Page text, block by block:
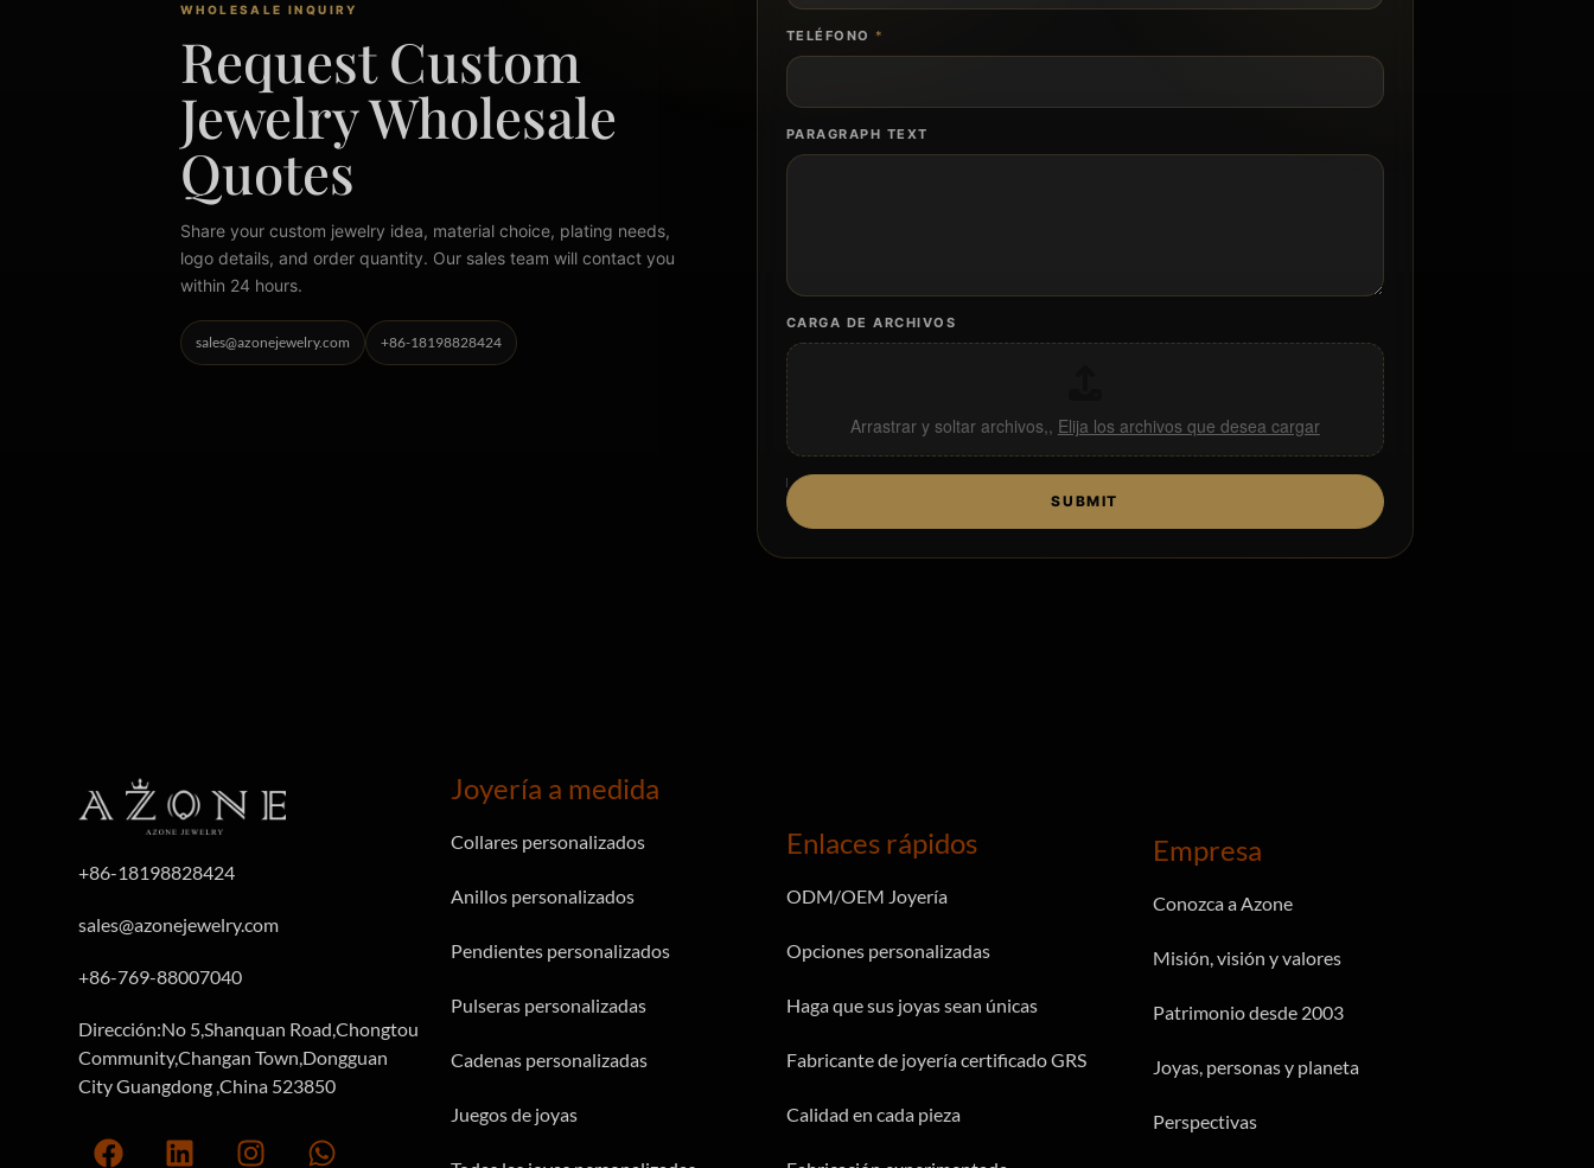
WHOLESALE INQUIRY
Request Custom
Jewelry Wholesale
Quotes
Share your custom jewelry idea, material choice, plating needs,
logo details, and order quantity. Our sales team will contact you
within 24 hours.
sales@azonejewelry.com +86-18198828424
TELÉFONO *
PARAGRAPH TEXT
CARGA DE ARCHIVOS
Arrastrar y soltar archivos,, Elija los archivos que desea cargar
SUBMIT
+86-18198828424
sales@azonejewelry.com
+86-769-88007040
Dirección:No 5,Shanquan Road,Chongtou
Community,Changan Town,Dongguan
City Guangdong ,China 523850
Joyería a medida
Collares personalizados
Anillos personalizados
Pendientes personalizados
Pulseras personalizadas
Cadenas personalizadas
Juegos de joyas
Enlaces rápidos
ODM/OEM Joyería
Opciones personalizadas
Haga que sus joyas sean únicas
Fabricante de joyería certificado GRS
Calidad en cada pieza
Empresa
Conozca a Azone
Misión, visión y valores
Patrimonio desde 2003
Joyas, personas y planeta
Perspectivas